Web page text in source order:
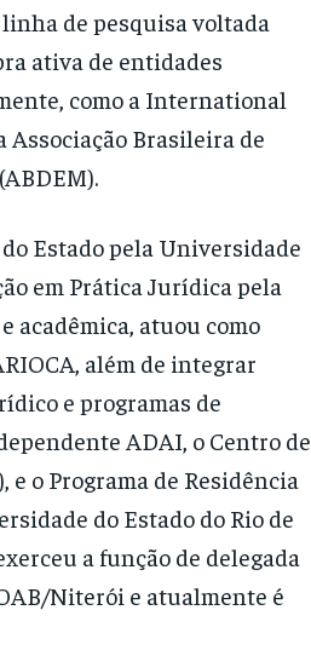
de pesquisa voltada
ativa de entidades
como a International
Associação Brasileira de
Estado pela Universidade
em Prática Jurídica pela
acadêmica, atuou como
além de integrar
e programas de
ADAI, o Centro de
o Programa de Residência
do Estado do Rio de
a função de delegada
Niterói e atualmente é